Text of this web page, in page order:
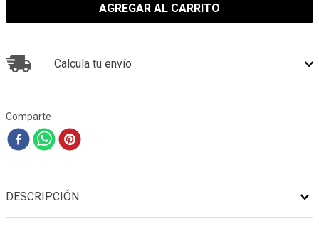
AGREGAR AL CARRITO
Calcula tu envío
Comparte
DESCRIPCIÓN